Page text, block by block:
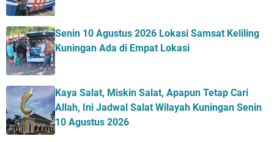
Senin 10 Agustus 2026 Lokasi Samsat Keliling
Kuningan Ada di Empat Lokasi
Kaya Salat, Miskin Salat, Apapun Tetap Cari
Allah, Ini Jadwal Salat Wilayah Kuningan Senin
10 Agustus 2026